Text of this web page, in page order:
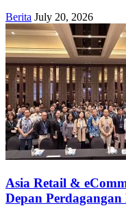
Berita July 20, 2026
Asia Retail &
Depan Perdagangan